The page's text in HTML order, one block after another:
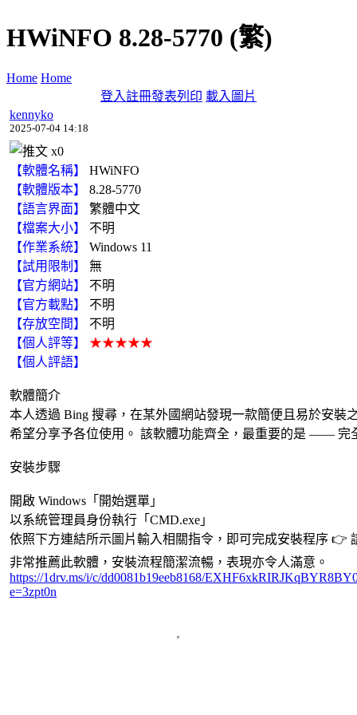
HWiNFO 8.28-5770 (繁)
Home Home
登入註冊發表列印 載入圖片
kennyko
2025-07-04 14:18
x0
【軟體名稱】
HWiNFO
【軟體版本】
8.28-5770
【語言界面】
繁體中文
【檔案大小】
不明
【作業系統】
Windows 11
【試用限制】
無
【官方網站】
不明
【官方載點】
不明
【存放空間】
不明
【個人評等】
★★★★★
【個人評語】
軟體簡介
本人透過 Bing 搜尋，在某外國網站發現一款簡便且易於安裝
希望分享予各位使用。 該軟體功能齊全，最重要的是 —— 完
安裝步驟
開啟 Windows「開始選單」
以系統管理員身份執行「CMD.exe」
依照下方連結所示圖片輸入相關指令，即可完成安裝程序 👉
非常推薦此軟體，安裝流程簡潔流暢，表現亦令人滿意。
https://1drv.ms/i/c/dd0081b19eeb8168/
e=3zpt0n